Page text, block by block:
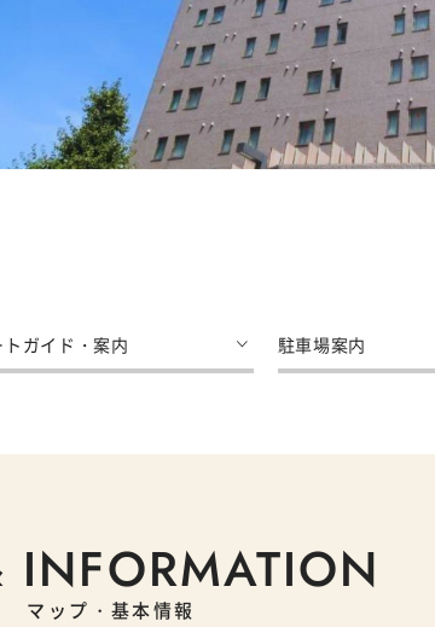
トガイド・案内 駐車場案内
INFORMATION
マップ・基本情報